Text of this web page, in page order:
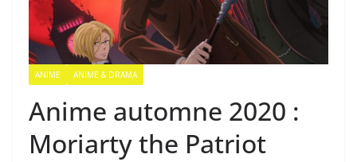
ANIME ANIME & DRAMA
Anime automne 2020 :
Moriarty the Patriot